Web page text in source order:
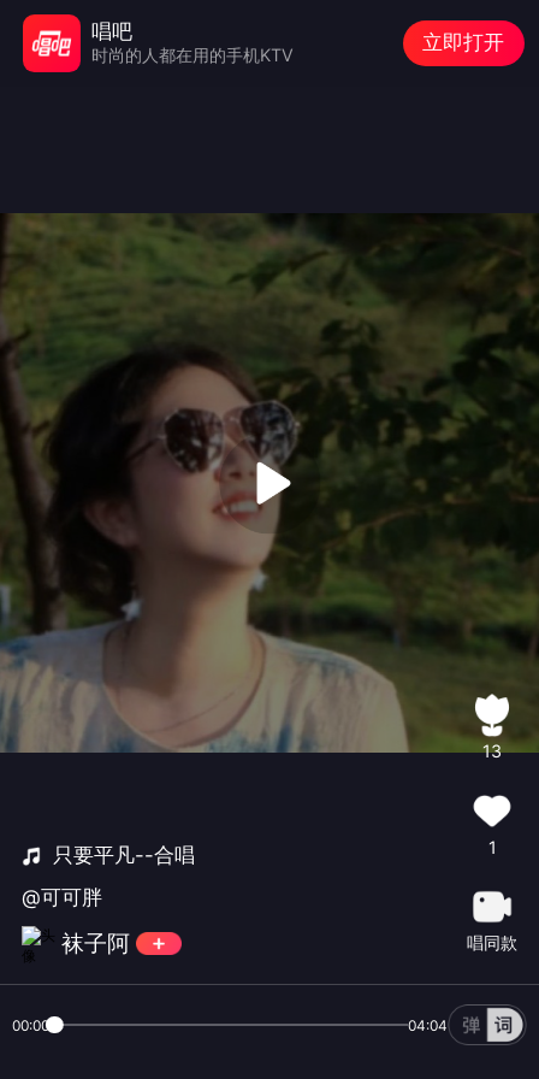
只要平凡--合唱
@可可胖
袜子阿
13
1
唱同款
00:00 04:04
唱吧
时尚的人都在用的手机KTV
立即打开